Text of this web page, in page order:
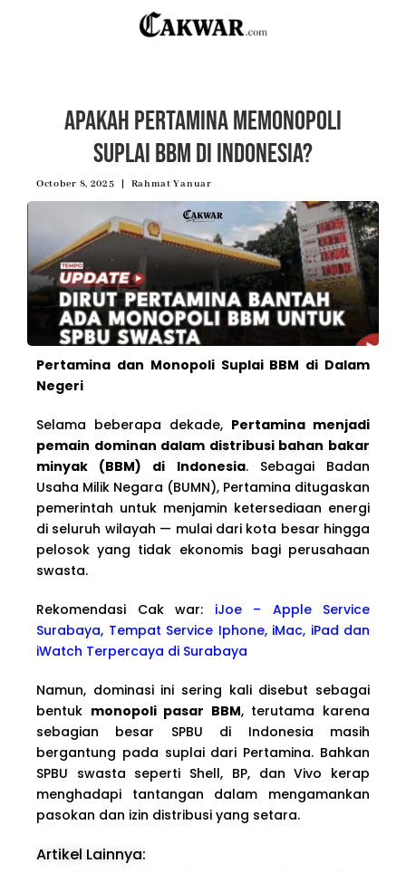
Apakah Pertamina Memonopoli
Suplai BBM di Indonesia?
October 8, 2025 Rahmat Yanuar
Pertamina dan Monopoli Suplai BBM di Dalam
Negeri
Selama beberapa dekade, Pertamina menjadi
pemain dominan dalam distribusi bahan bakar
minyak (BBM) di Indonesia. Sebagai Badan
Usaha Milik Negara (BUMN), Pertamina ditugaskan
pemerintah untuk menjamin ketersediaan energi
di seluruh wilayah — mulai dari kota besar hingga
pelosok yang tidak ekonomis bagi perusahaan
swasta.
Rekomendasi Cak war: iJoe – Apple Service
Surabaya, Tempat Service Iphone, iMac, iPad dan
iWatch Terpercaya di Surabaya
Namun, dominasi ini sering kali disebut sebagai
bentuk monopoli pasar BBM, terutama karena
sebagian besar SPBU di Indonesia masih
bergantung pada suplai dari Pertamina. Bahkan
SPBU swasta seperti Shell, BP, dan Vivo kerap
menghadapi tantangan dalam mengamankan
pasokan dan izin distribusi yang setara.
Artikel Lainnya: